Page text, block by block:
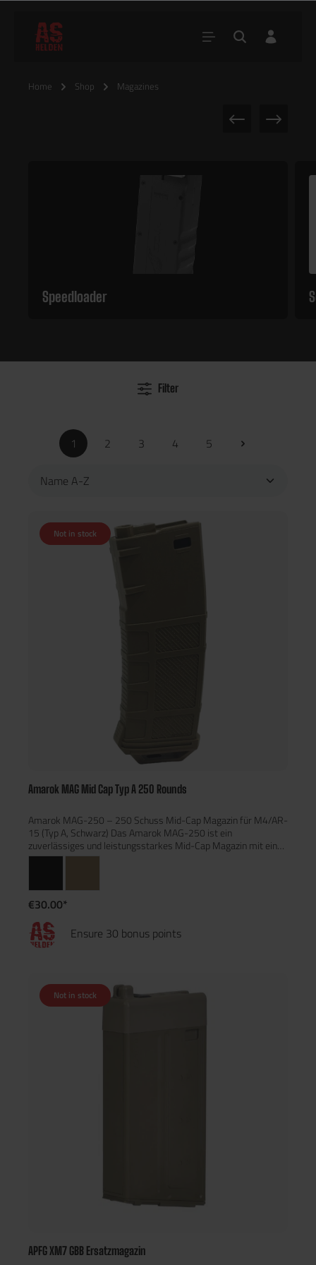
Home Shop Magazines
Speedloader
Filter
1 2 3 4 5
Not in stock
Amarok MAG Mid Cap Typ A 250 Rounds
Amarok MAG-250 – 250 Schuss Mid-Cap Magazin für M4/AR-
15 (Typ A, Schwarz) Das Amarok MAG-250 ist ein
zuverlässiges und leistungsstarkes Mid-Cap Magazin mit einer
Kapazität von 250 BBs. Entwickelt für Airsoft-Spieler, die Wert
Kompatibel mit Odin Sidewinder Speedloadern – sofort
einsatzbereit ohne vorheriges Einspielen. Robustes Design:
Gefertigt aus schlagfestem Polymer – leicht und langlebig.
Ergonomische Oberfläche: Strukturierte Außenseite für
Feeding-Leistung, auch bei hohem Tempo. Breiter Einfüllkanal:
Einfaches Befüllen ohne Spezialwerkzeuge. Hohe
Kompatibilität: Passend für gängige M4/M16 AEGs sowie
€30.00*
Ensure 30 bonus points
Not in stock
APFG XM7 GBB Ersatzmagazin